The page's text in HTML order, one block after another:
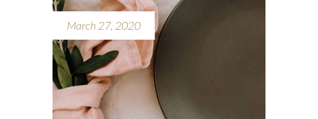
March 27, 2020